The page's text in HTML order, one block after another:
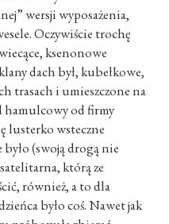
wersji wyposażenia,
Oczywiście trochę
ksenonowe
dach był, kubełkowe,
trasach i umieszczone na
hamulcowy od firmy
lusterko wsteczne
(swoją drogą nie
którą ze
również, a to dla
było coś. Nawet jak